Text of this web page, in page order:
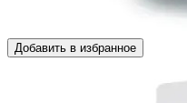
Добавить в избранное